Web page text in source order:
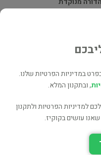
במדיניות הפרטיות שלנו.
, ובתקנון המלא.
למדיניות הפרטיות ולתקנון
עושים בקוקיז.